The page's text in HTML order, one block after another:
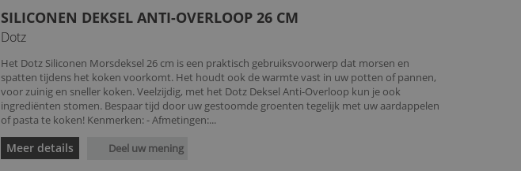
SILICONEN DEKSEL ANTI-OVERLOOP 26 CM
Dotz
Het Dotz Siliconen Morsdeksel 26 cm is een praktisch gebruiksvoorwerp dat morsen en
spatten tijdens het koken voorkomt. Het houdt ook de warmte vast in uw potten of pannen,
voor zuinig en sneller koken. Veelzijdig, met het Dotz Deksel Anti-Overloop kun je ook
ingrediënten stomen. Bespaar tijd door uw gestoomde groenten tegelijk met uw aardappelen
of pasta te koken! Kenmerken: - Afmetingen:...
Meer details Deel uw mening